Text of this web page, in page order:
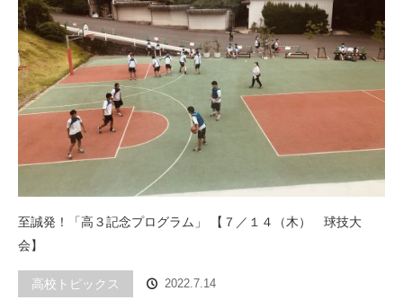
至誠発！「高３記念プログラム」 【７／１４（木） 球技大
会】
高校トピックス 2022.7.14